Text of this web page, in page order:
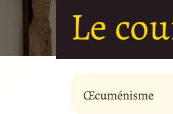
Le
Œcuménisme